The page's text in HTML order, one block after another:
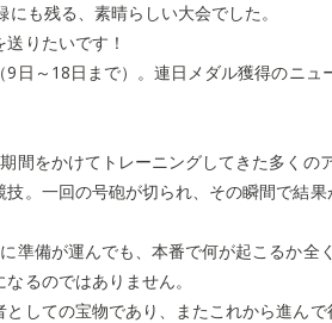
も残る、素晴らしい大会でした。
りたいです！
～18日まで）。連日メダル獲得のニュ
間をかけてトレーニングしてきた多くの
。一回の号砲が切られ、その瞬間で結果
準備が運んでも、本番で何が起こるか全
るのではありません。
しての宝物であり、またこれから進んで